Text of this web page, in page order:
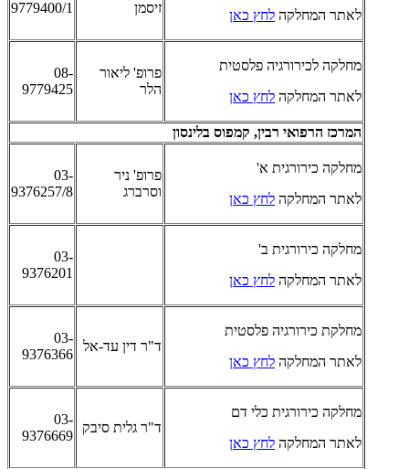
לאתר המחלקה לחץ כאן
זיסמן
9779400/1
מחלקה לכירורגיה פלסטית
לאתר המחלקה לחץ כאן
פרופ' ליאור
הלר
08-
9779425
המרכז הרפואי רבין, קמפוס בלינסון
מחלקה כירורגית א'
לאתר המחלקה לחץ כאן
פרופ' ניר
וסרברג
03-
9376257/8
מחלקה כירורגית ב'
לאתר המחלקה לחץ כאן
03-
9376201
מחלקת כירורגיה פלסטית
לאתר המחלקה לחץ כאן
ד"ר דין עד-אל
03-
9376366
מחלקה כירורגית כלי דם
לאתר המחלקה לחץ כאן
ד"ר גלית סיבק
03-
9376669